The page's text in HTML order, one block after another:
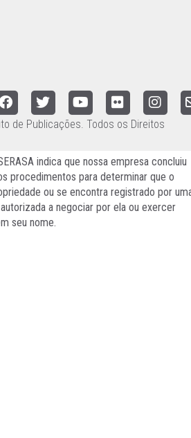
de Publicações. Todos os Direitos